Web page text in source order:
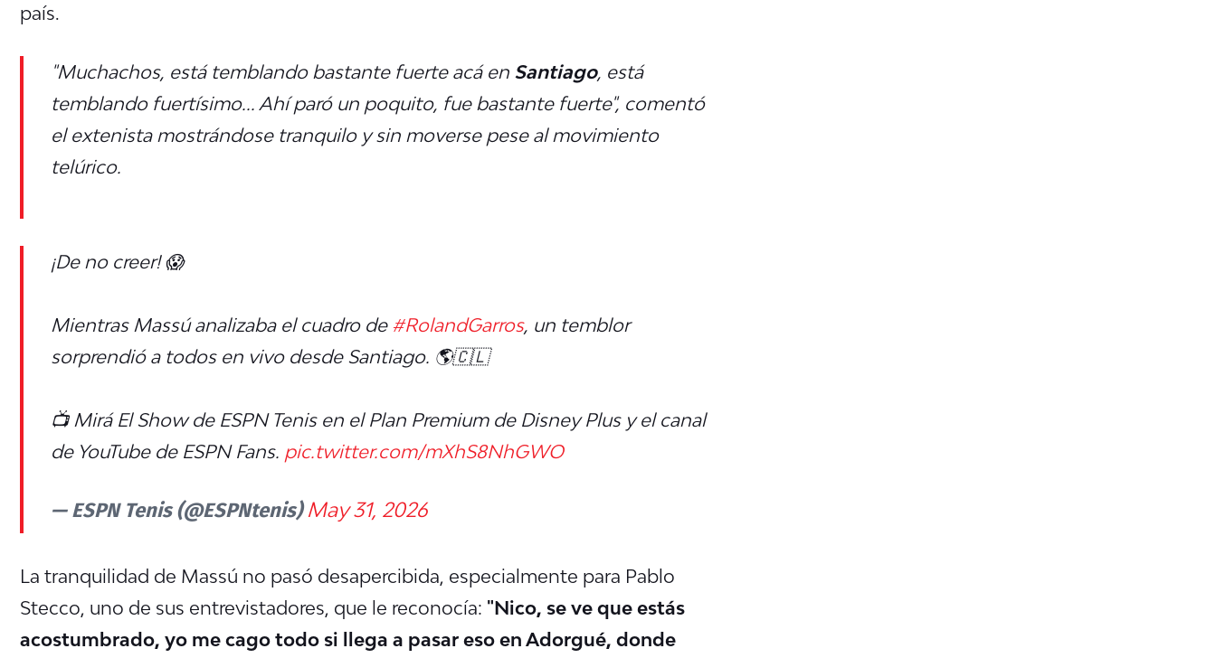
país.
"Muchachos, está temblando bastante fuerte acá en Santiago, está
temblando fuertísimo... Ahí paró un poquito, fue bastante fuerte", comentó
el extenista mostrándose tranquilo y sin moverse pese al movimiento
telúrico.
¡De no creer! 😱
Mientras Massú analizaba el cuadro de #RolandGarros, un temblor
sorprendió a todos en vivo desde Santiago. 🌎🇨🇱
📺 Mirá El Show de ESPN Tenis en el Plan Premium de Disney Plus y el canal
de YouTube de ESPN Fans. pic.twitter.com/mXhS8NhGWO
— ESPN Tenis (@ESPNtenis)May 31, 2026
La tranquilidad de Massú no pasó desapercibida, especialmente para Pablo
Stecco, uno de sus entrevistadores, que le reconocía: "Nico, se ve que estás
acostumbrado, yo me cago todo si llega a pasar eso en Adorgué, donde